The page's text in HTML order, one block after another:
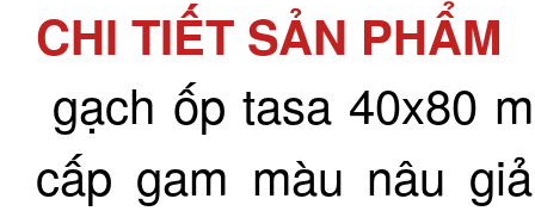
CHI TIẾT SẢN PHẨM
gạch ốp tasa 40x80
cấp gam màu nâu